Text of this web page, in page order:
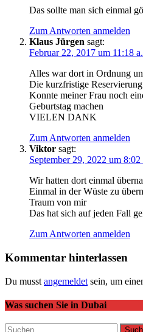
Das sollte man sich einmal
Zum Antworten anmelden
Klaus Jürgen sagt:
Februar 22, 2017 um 11:18
Alles war dort in Ordnung
Die kurzfristige
Konnte meiner Frau noch
Geburtstag machen
VIELEN DANK
Zum Antworten anmelden
Viktor sagt:
September 29, 2022 um
Wir hatten dort einmal
Einmal in der Wüste zu
Traum von mir
Das hat sich auf jeden Fall
Zum Antworten anmelden
Kommentar hinterlassen
Du musst angemeldet sein, um
Was suchen Sie in Dubai
Suchen